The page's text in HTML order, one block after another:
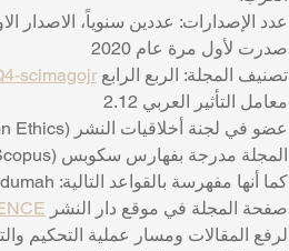
عدد الإصدارات: عددين سنوياً، الاصدار
صدرت لأول مرة عام 2020
تصنيف المجلة: الربع الرابع scimagojr
معامل التأثير العربي 2.12
عضو في لجنة أخلاقيات النشر (COPE-Committee on Publication Ethics)
المجلة مدرجة بفهارس سكوبس (Scopus) و
كما أنها مفهرسة بالقواعد التالية: Google Scholar, Crossref, e-Marefa, EBSCO, Arab Impact Factor, AlMandumah
صفحة المجلة في موقع دار النشر
لرفع المقالات ومسار عملية التحكيم